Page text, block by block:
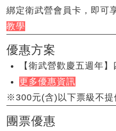
綁定衛武營會員卡，即可
教學
優惠方案
【衛武營歡慶五週年
更多優惠資訊
※300元(含)以下票級不提
團票優惠